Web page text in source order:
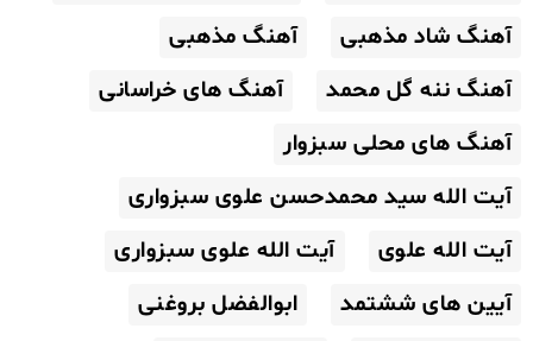
آهنگ شاد مذهبی
آهنگ مذهبی
آهنگ ننه گل محمد
آهنگ های خراسانی
آهنگ های محلی سبزوار
آیت الله سید محمدحسن علوی سبزواری
آیت الله علوی
آیت الله علوی سبزواری
آیین های ششتمد
ابوالفضل بروغنی